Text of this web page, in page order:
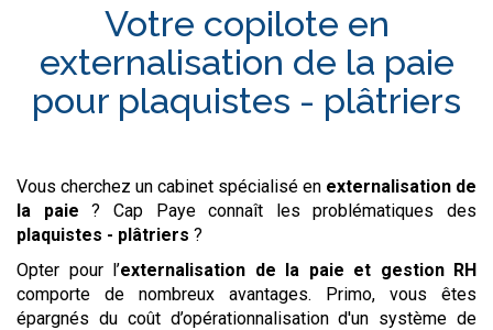
Votre copilote en
externalisation de la paie
pour plaquistes - plâtriers
Vous cherchez un cabinet spécialisé en externalisation de
la paie ? Cap Paye connaît les problématiques des
plaquistes - plâtriers ?
Opter pour l’externalisation de la paie et gestion RH
comporte de nombreux avantages. Primo, vous êtes
épargnés du coût d’opérationnalisation d'un système de